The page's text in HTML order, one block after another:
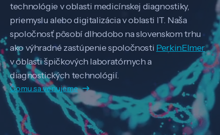
technológie v oblasti medicínskej diagnostiky,
priemyslu alebo digitalizácia v oblasti IT. Naša
spoločnosť pôsobí dlhodobo na slovenskom trhu
ako výhradné zastúpenie spoločnosti PerkinElmer
v oblasti špičkových laboratórnych a
diagnostických technológií.
Čomu sa venujeme